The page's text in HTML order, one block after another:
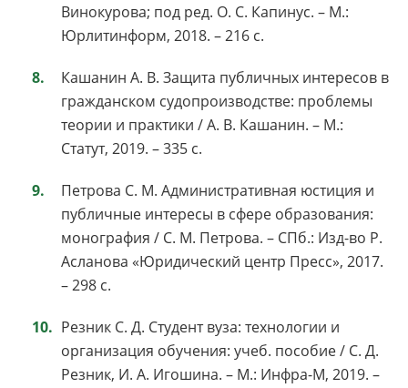
Винокурова; под ред. О. С. Капинус. – М.:
Юрлитинформ, 2018. – 216 с.
Кашанин А. В. Защита публичных интересов в
гражданском судопроизводстве: проблемы
теории и практики / А. В. Кашанин. – М.:
Статут, 2019. – 335 с.
Петрова С. М. Административная юстиция и
публичные интересы в сфере образования:
монография / С. М. Петрова. – СПб.: Изд-во Р.
Асланова «Юридический центр Пресс», 2017.
– 298 с.
Резник С. Д. Студент вуза: технологии и
организация обучения: учеб. пособие / С. Д.
Резник, И. А. Игошина. – М.: Инфра-М, 2019. –